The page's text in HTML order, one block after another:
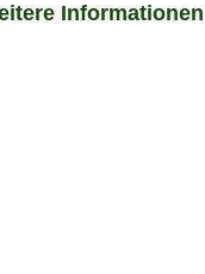
Informationen